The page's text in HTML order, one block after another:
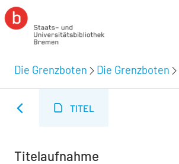
Die Grenzboten Die Grenzboten
TITEL
Titelaufnahme